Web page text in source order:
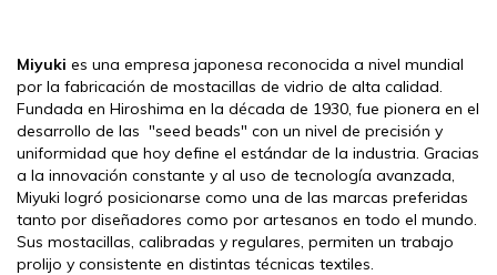
Miyuki es una empresa japonesa reconocida a nivel mundial
por la fabricación de mostacillas de vidrio de alta calidad.
Fundada en Hiroshima en la década de 1930, fue pionera en el
desarrollo de las "seed beads" con un nivel de precisión y
uniformidad que hoy define el estándar de la industria. Gracias
a la innovación constante y al uso de tecnología avanzada,
Miyuki logró posicionarse como una de las marcas preferidas
tanto por diseñadores como por artesanos en todo el mundo.
Sus mostacillas, calibradas y regulares, permiten un trabajo
prolijo y consistente en distintas técnicas textiles.